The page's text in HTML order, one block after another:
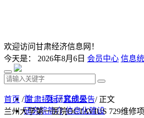
欢迎访问甘肃经济信息网！
今天是： 2026年8月6日 会员中心 信息
首 页 研究成果
研究院简介 信息化建设
首页 /甘肃招标/其他公告/ 正文
兰州大学第一医院OCTAVIUS 729维修